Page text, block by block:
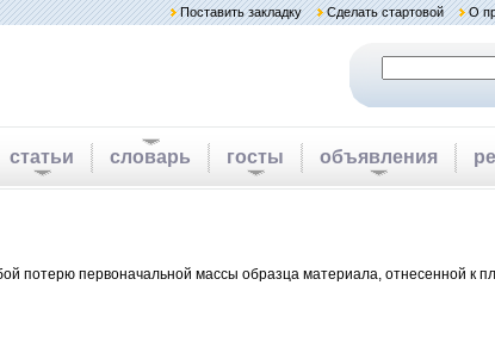
Поставить закладку Сделать стартовой О
статьи словарь госты объявления
потерю первоначальной массы образца материала, отнесенной к